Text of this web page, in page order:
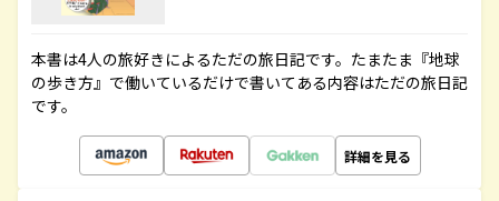
本書は4人の旅好きによるただの旅日記です。たまたま『地球
の歩き方』で働いているだけで書いてある内容はただの旅日記
です。
詳細を見る